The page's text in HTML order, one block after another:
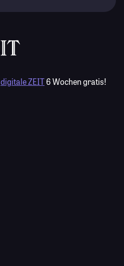
digitale ZEIT6 Wochen gratis!